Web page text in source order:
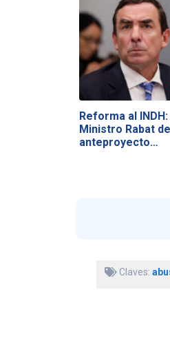
Reforma al INDH:
Ministro Rabat
anteproyecto…
Claves: